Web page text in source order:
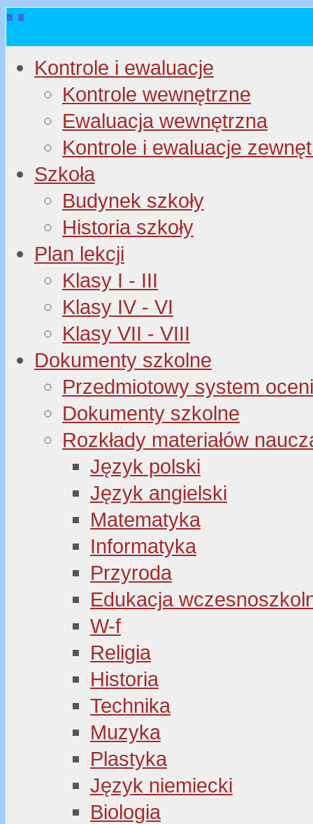
Kontrole i ewaluacje
Kontrole wewnętrzne
Ewaluacja wewnętrzna
Kontrole i ewaluacje
Szkoła
Budynek szkoły
Historia szkoły
Plan lekcji
Klasy I - III
Klasy IV - VI
Klasy VII - VIII
Dokumenty szkolne
Przedmiotowy system
Dokumenty szkolne
Rozkłady materiałów
Język polski
Język angielski
Matematyka
Informatyka
Przyroda
Edukacja
W-f
Religia
Historia
Technika
Muzyka
Plastyka
Język niemiecki
Biologia